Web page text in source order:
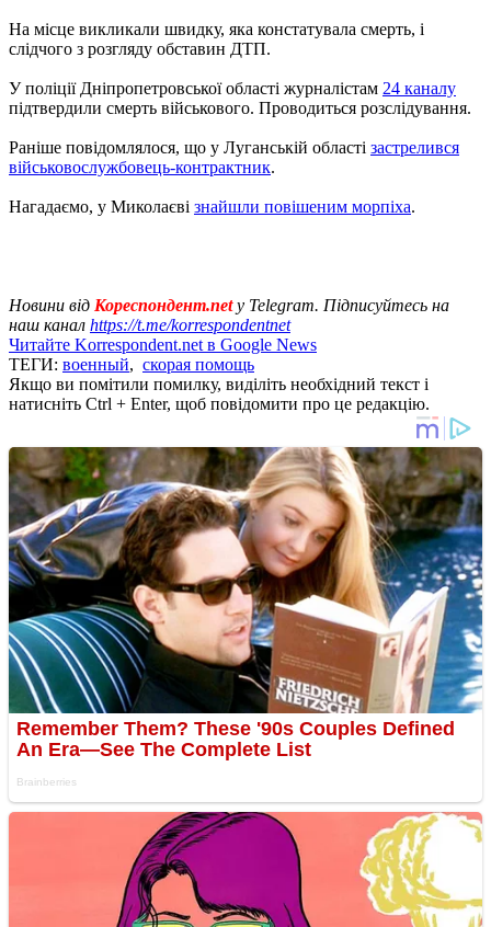
На місце викликали швидку, яка констатувала смерть, і
слідчого з розгляду обставин ДТП.
У поліції Дніпропетровської області журналістам 24 каналу
підтвердили смерть військового. Проводиться розслідування.
Раніше повідомлялося, що у Луганській області застрелився
військовослужбовець-контрактник.
Нагадаємо, у Миколаєві знайшли повішеним морпіха.
Новини від Кореспондент.netу Telegram. Підписуйтесь на
наш канал https://t.me/korrespondentnet
Читайте Korrespondent.net в Google News
ТЕГИ: военный, скорая помощь
Якщо ви помітили помилку, виділіть необхідний текст і
натисніть Ctrl + Enter, щоб повідомити про це редакцію.